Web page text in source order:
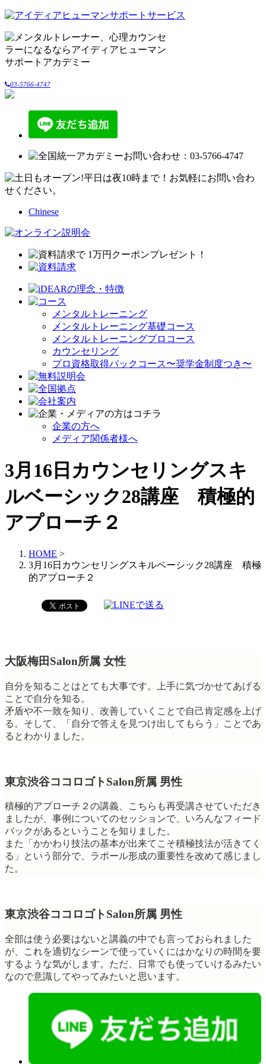
03-5766-4747
Chinese
メンタルトレーニング
メンタルトレーニング基礎コース
メンタルトレーニングプロコース
カウンセリング
プロ資格取得パックコース〜奨学金制度つき〜
企業の方へ
メディア関係者様へ
3月16日カウンセリングスキ
ルベーシック28講座 積極的
アプローチ２
HOME >
3月16日カウンセリングスキルベーシック28講座 積極
的アプローチ２
大阪梅田Salon所属 女性
自分を知ることはとても大事です。上手に気づかせてあげる
ことで自分を知る。
矛盾や不一致を知り、改善していくことで自己肯定感を上げ
る。そして、「自分で答えを見つけ出してもらう」ことであ
るとわかりました。
東京渋谷ココロゴトSalon所属 男性
積極的アプローチ２の講義、こちらも再受講させていただき
ましたが、事例についてのセッションで、いろんなフィード
バックがあるということを知りました。
また「かかわり技法の基本が出来てこそ積極技法が活きてく
る」という部分で、ラポール形成の重要性を改めて感じまし
た。
東京渋谷ココロゴトSalon所属 男性
全部は使う必要はないと講義の中でも言っておられました
が、これを適切なシーンで使っていくにはかなりの時間を要
するような気がします。ただ、日常でも使っていけるみたい
なので意識してやってみたいと思います。